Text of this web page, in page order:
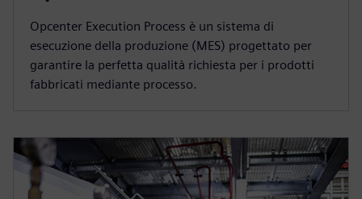
Opcenter Execution Process è un sistema di
esecuzione della produzione (MES) progettato per
garantire la perfetta qualità richiesta per i prodotti
fabbricati mediante processo.